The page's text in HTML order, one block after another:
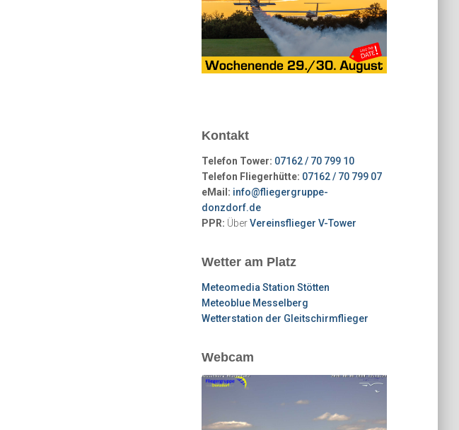
Kontakt
Telefon Tower: 07162 / 70 799 10
Telefon Fliegerhütte: 07162 / 70 799 07
eMail: info@fliegergruppe-
donzdorf.de
PPR: ÜberVereinsflieger V-Tower
Wetter am Platz
Meteomedia Station Stötten
Meteoblue Messelberg
Wetterstation der Gleitschirmflieger
Webcam